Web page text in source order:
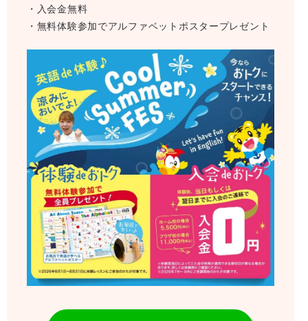
・入会金無料
・無料体験参加でアルファベットポスタープレゼント